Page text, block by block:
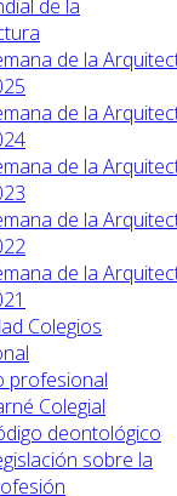
de la
de la
de la
de la
de la
de la
Colegios
profesional
Colegial
deontológico
sobre la